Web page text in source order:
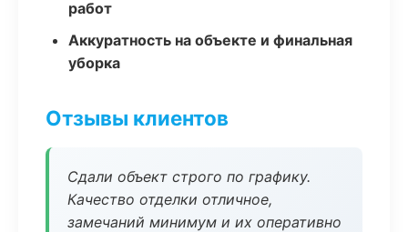
работ
Аккуратность на объекте и финальная
уборка
Отзывы клиентов
Сдали объект строго по графику.
Качество отделки отличное,
замечаний минимум и их оперативно